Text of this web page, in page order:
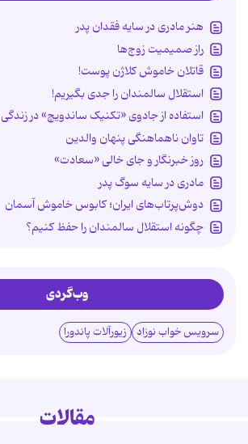
هنر مادری در سایه‌ فقدان پدر
راز صمیمیت زوج‌ها
قاتلان خاموش کلاژن پوست!
استقلال سالمندان را جدی بگیریم!
استفاده از جادوی «تکنیک ساندویچ» در
تاوان ناهماهنگی پنهان والدین
روز خبرنگار و جای خالی «سعادت»
مادری در سایه سوگ پدر
دوش‌پرتاب‌های ایران؛ کابوس خاموش آسمان
چگونه استقلال سالمندان را حفظ کنیم؟
وب‌گردی
سرویس خواب نوزاد زیورآلات پاندورا
مقالات